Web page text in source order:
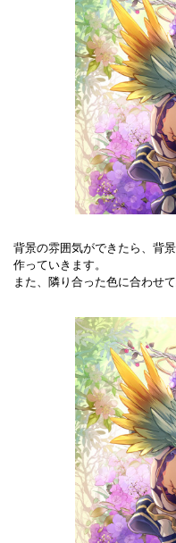
背景の雰囲気ができたら、背
作っていきます。
また、隣り合った色に合わせ